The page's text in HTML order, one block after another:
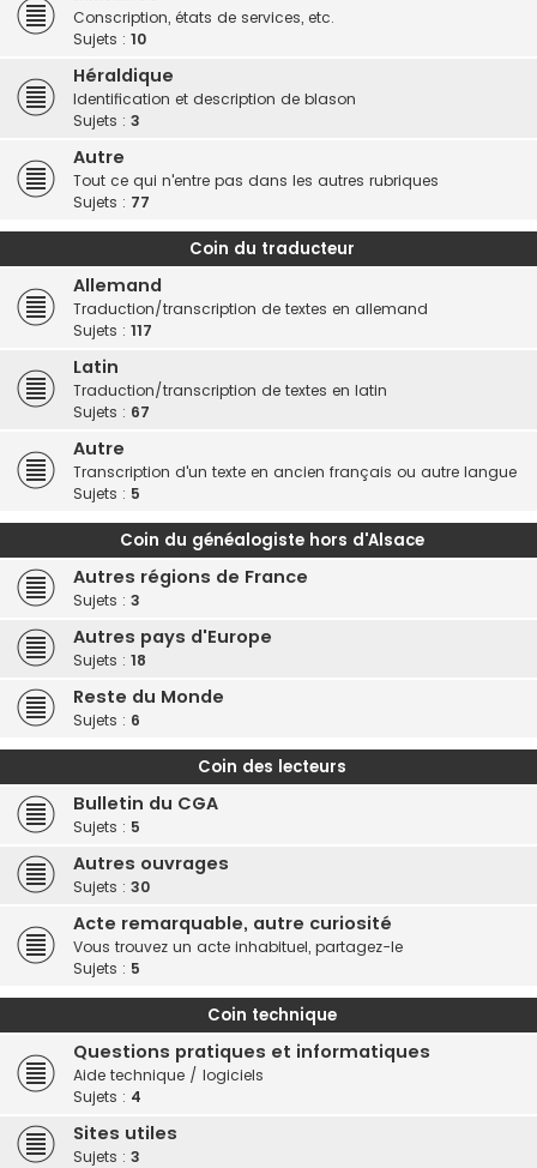
Conscription, états de services, etc.
Sujets : 10
Héraldique
Identification et description de blason
Sujets : 3
Autre
Tout ce qui n'entre pas dans les autres rubriques
Sujets : 77
Coin du traducteur
Allemand
Traduction/transcription de textes en allemand
Sujets : 117
Latin
Traduction/transcription de textes en latin
Sujets : 67
Autre
Transcription d'un texte en ancien français ou autre langue
Sujets : 5
Coin du généalogiste hors d'Alsace
Autres régions de France
Sujets : 3
Autres pays d'Europe
Sujets : 18
Reste du Monde
Sujets : 6
Coin des lecteurs
Bulletin du CGA
Sujets : 5
Autres ouvrages
Sujets : 30
Acte remarquable, autre curiosité
Vous trouvez un acte inhabituel, partagez-le
Sujets : 5
Coin technique
Questions pratiques et informatiques
Aide technique / logiciels
Sujets : 4
Sites utiles
Sujets : 3